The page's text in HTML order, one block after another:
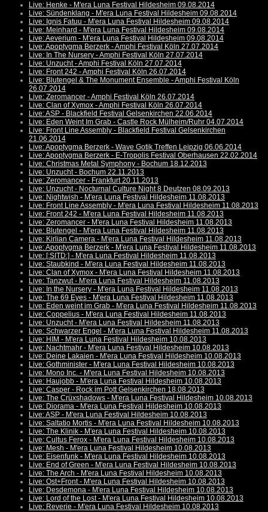
Live: Henke - M'era Luna Festival Hildesheim 09.08.2014
Live: Sündenklang - M'era Luna Festival Hildesheim 09.08.2014
Live: Ignis Fatuu - M'era Luna Festival Hildesheim 09.08.2014
Live: Meinhard - M'era Luna Festival Hildesheim 09.08.2014
Live: Aeverium - M'era Luna Festival Hildesheim 09.08.2014
Live: Apoptygma Berzerk - Amphi Festival Köln 27.07.2014
Live: In The Nursery - Amphi Festival Köln 27.07.2014
Live: Unzucht - Amphi Festival Köln 27.07.2014
Live: Front 242 - Amphi Festival Köln 26.07.2014
Live: Blutengel & The Monument Ensemble - Amphi Festival Köln
26.07.2014
Live: Zeromancer - Amphi Festival Köln 26.07.2014
Live: Clan of Xymox - Amphi Festival Köln 26.07.2014
Live: ASP - Blackfield Festival Gelsenkirchen 22.06.2014
Live: Eden Weint Im Grab - Castle Rock Mülheim/Ruhr 04.07.2014
Live: Front Line Assembly - Blackfield Festival Gelsenkirchen
21.06.2014
Live: Apoptygma Berzerk - Wave Gotik Treffen Leipzig 06.06.2014
Live: Apoptygma Berzerk - E-Tropolis Festival Oberhausen 22.02.2014
Live: Christmas Metal Symphony - Bochum 18.12.2013
Live: Unzucht - Bochum 22.11.2013
Live: Zeromancer - Frankfurt 20.11.2013
Live: Unzucht - Nocturnal Culture Night 8 Deutzen 08.09.2013
Live: Nightwish - M'era Luna Festival Hildesheim 11.08.2013
Live: Front Line Assembly - M'era Luna Festival Hildesheim 11.08.2013
Live: Front 242 - M'era Luna Festival Hildesheim 11.08.2013
Live: Zeromancer - M'era Luna Festival Hildesheim 11.08.2013
Live: Blutengel - M'era Luna Festival Hildesheim 11.08.2013
Live: Kirlian Camera - M'era Luna Festival Hildesheim 11.08.2013
Live: Apoptygma Berzerk - M'era Luna Festival Hildesheim 11.08.2013
Live: [:SITD:] - M'era Luna Festival Hildesheim 11.08.2013
Live: Staubkind - M'era Luna Festival Hildesheim 11.08.2013
Live: Clan of Xymox - M'era Luna Festival Hildesheim 11.08.2013
Live: Tanzwut - M'era Luna Festival Hildesheim 11.08.2013
Live: In the Nursery - M'era Luna Festival Hildesheim 11.08.2013
Live: The 69 Eyes - M'era Luna Festival Hildesheim 11.08.2013
Live: Eden weint im Grab - M'era Luna Festival Hildesheim 11.08.2013
Live: Coppelius - M'era Luna Festival Hildesheim 11.08.2013
Live: Unzucht - M'era Luna Festival Hildesheim 11.08.2013
Live: Schwarzer Engel - M'era Luna Festival Hildesheim 11.08.2013
Live: HIM - M'era Luna Festival Hildesheim 10.08.2013
Live: Nachtmahr - M'era Luna Festival Hildesheim 10.08.2013
Live: Deine Lakaien - M'era Luna Festival Hildesheim 10.08.2013
Live: Gothminister - M'era Luna Festival Hildesheim 10.08.2013
Live: Mono Inc. - M'era Luna Festival Hildesheim 10.08.2013
Live: Haujobb - M'era Luna Festival Hildesheim 10.08.2013
Live: Casper - Rock im Pott Gelsenkirchen 18.08.2013
Live: The Crüxshadows - M'era Luna Festival Hildesheim 10.08.2013
Live: Diorama - M'era Luna Festival Hildesheim 10.08.2013
Live: ASP - M'era Luna Festival Hildesheim 10.08.2013
Live: Saltatio Mortis - M'era Luna Festival Hildesheim 10.08.2013
Live: The Klinik - M'era Luna Festival Hildesheim 10.08.2013
Live: Cultus Ferox - M'era Luna Festival Hildesheim 10.08.2013
Live: Mesh - M'era Luna Festival Hildesheim 10.08.2013
Live: Eisenfunk - M'era Luna Festival Hildesheim 10.08.2013
Live: End of Green - M'era Luna Festival Hildesheim 10.08.2013
Live: The Arch - M'era Luna Festival Hildesheim 10.08.2013
Live: Ost+Front - M'era Luna Festival Hildesheim 10.08.2013
Live: Desdemona - M'era Luna Festival Hildesheim 10.08.2013
Live: Lord of the Lost - M'era Luna Festival Hildesheim 10.08.2013
Live: Reverie - M'era Luna Festival Hildesheim 10.08.2013